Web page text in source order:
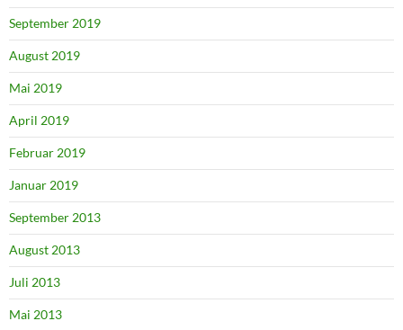
September 2019
August 2019
Mai 2019
April 2019
Februar 2019
Januar 2019
September 2013
August 2013
Juli 2013
Mai 2013